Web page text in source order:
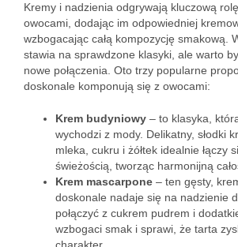
Kremy i nadzienia odgrywają kluczową
owocami, dodając im odpowiedniej
wzbogacając całą kompozycję smakową.
stawia na sprawdzone klasyki, ale warto
nowe połączenia. Oto trzy popularne
doskonale komponują się z owocami:
Krem budyniowy – to klasyka,
wychodzi z mody. Delikatny, słodki
mleka, cukru i żółtek idealnie łączy
świeżością, tworząc harmonijną
Krem mascarpone – ten gęsty,
doskonale nadaje się na nadzienie
połączyć z cukrem pudrem i
wzbogaci smak i sprawi, że tarta